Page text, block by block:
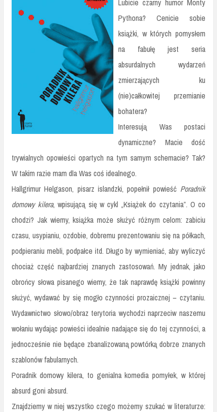
Lubicie czarny humor Monty
Pythona? Cenicie sobie
książki, w których pomysłem
na fabułę jest seria
absurdalnych wydarzeń
zmierzających ku
(nie)całkowitej przemianie
bohatera?
Interesują Was postaci
dynamiczne? Macie dość
trywialnych opowieści opartych na tym samym schemacie? Tak?
W takim razie mam dla Was coś idealnego.
Hallgrimur Helgason, pisarz islandzki, popełnił powieść Poradnik
domowy kilera, wpisującą się w cykl „Książek do czytania”. O co
chodzi? Jak wiemy, książka może służyć różnym celom: zabiciu
czasu, usypianiu, ozdobie, dobremu prezentowaniu się na półkach,
podpieraniu mebli, podpałce itd. Długo by wymieniać, aby wyliczyć
chociaż część najbardziej znanych zastosowań. My jednak, jako
obrońcy słowa pisanego wiemy, że tak naprawdę książki powinny
służyć, wydawać by się mogło czynności prozaicznej – czytaniu.
Wydawnictwo słowo/obraz terytoria wychodzi naprzeciw naszemu
wołaniu wydając powieści idealnie nadające się do tej czynności, a
jednocześnie nie będące zbanalizowaną powtórką dobrze znanych
szablonów fabularnych.
Poradnik domowy kilera, to genialna komedia pomyłek, w której
absurd goni absurd.
Znajdziemy w niej wszystko czego możemy szukać w literaturze: